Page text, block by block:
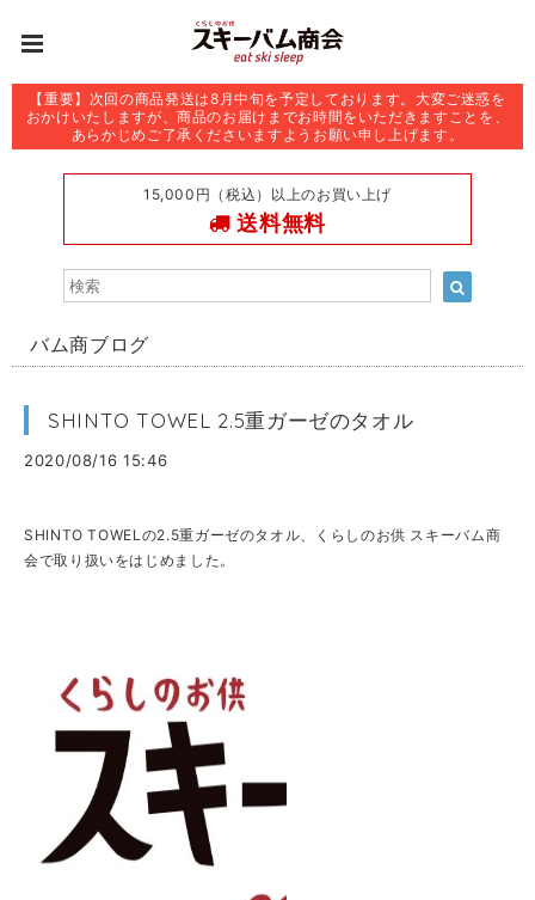
【重要】次回の商品発送は8月中旬を予定しております。大変ご迷惑を
おかけいたしますが、商品のお届けまでお時間をいただきますことを、
あらかじめご了承くださいますようお願い申し上げます。
15,000円（税込）以上のお買い上げ
送料無料
バム商ブログ
SHINTO TOWEL 2.5重ガーゼのタオル
2020/08/16 15:46
SHINTO TOWELの2.5重ガーゼのタオル、くらしのお供 スキーバム商
会で取り扱いをはじめました。